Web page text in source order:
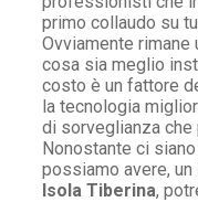
primo collaudo su
Ovviamente
cosa sia meglio
costo è un fattore
la tecnologia
di sorveglianza che
Nonostante ci
possiamo avere, un
Isola Tiberina,